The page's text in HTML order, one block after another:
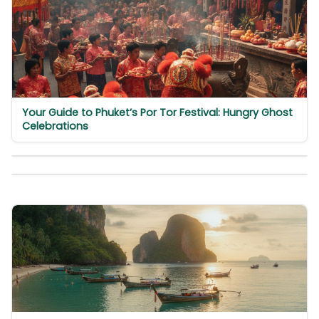
Your Guide to Phuket’s Por Tor Festival: Hungry Ghost
Celebrations